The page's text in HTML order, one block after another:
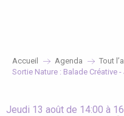
Accueil Agenda Tout
Sortie Nature : Balade Créative
Jeudi 13 août de 14:00 à